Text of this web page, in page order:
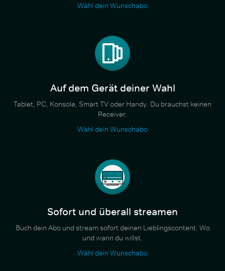
Wähl dein Wunschabo
Auf dem Gerät deiner Wahl
Tablet, PC, Konsole, Smart TV oder Handy. Du brauchst keinen
Receiver.
Wähl dein Wunschabo
Sofort und überall streamen
Buch dein Abo und stream sofort deinen Lieblingscontent. Wo
und wann du willst.
Wähl dein Wunschabo